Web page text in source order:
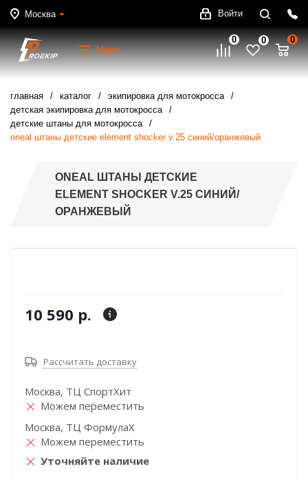
Москва Войти
Меню
0 0 0
главная каталог
экипировка для мотокросса
детская экипировка для мотокросса
детские штаны для мотокросса
oneal штаны детские element shocker v.25 синий/оранжевый
ONEAL ШТАНЫ ДЕТСКИЕ
ELEMENT SHOCKER V.25 СИНИЙ/
ОРАНЖЕВЫЙ
10 590 р.
Рассчитать доставку
Москва, ТЦ СпортХит
Можем переместить
Москва, ТЦ ФормулаХ
Можем переместить
Уточняйте наличие